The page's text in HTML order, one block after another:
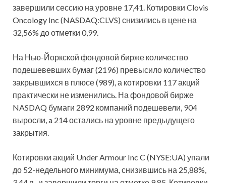
завершили сессию на уровне 17,41. Котировки Clovis
Oncology Inc (NASDAQ:CLVS) снизились в цене на
32,56% до отметки 0,99.
На Нью-Йоркской фондовой бирже количество
подешевевших бумаг (2196) превысило количество
закрывшихся в плюсе (989), а котировки 117 акций
практически не изменились. На фондовой бирже
NASDAQ бумаги 2892 компаний подешевели, 904
выросли, a 214 остались на уровне предыдущего
закрытия.
Котировки акций Under Armour Inc C (NYSE:UA) упали
до 52-недельного минимума, снизившись на 25,88%,